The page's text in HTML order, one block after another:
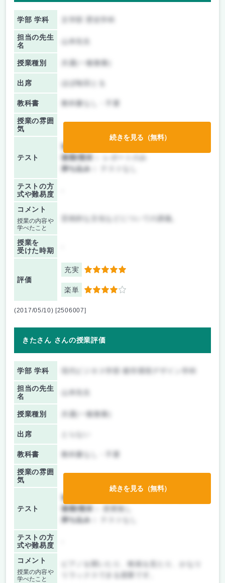
学部 学科
担当の先生
名
授業種別 共通(一般教養)
出席 ほぼ毎回とる
教科書 教科書なし・不要
授業の雰囲
気
テスト
前期/中間：
後期/期末：
持ち込み：
テストの方
式や難易度
コメント
授業の内容や
学べたこと
芸術的な文化などについての講義。
授業を
受けた時期
評価
充実 5
楽単 4
続きを見る（無料）
(2017/05/10) [2506007]
きたさん さんの授業評価
学部 学科
担当の先生
名
授業種別 共通(一般教養)
出席
教科書 教科書なし・不要
授業の雰囲
気
テスト
前期/中間：
後期/期末：
授業無し
持ち込み：
テストの方
式や難易度
コメント
授業の内容や
学べたこと
続きを見る（無料）